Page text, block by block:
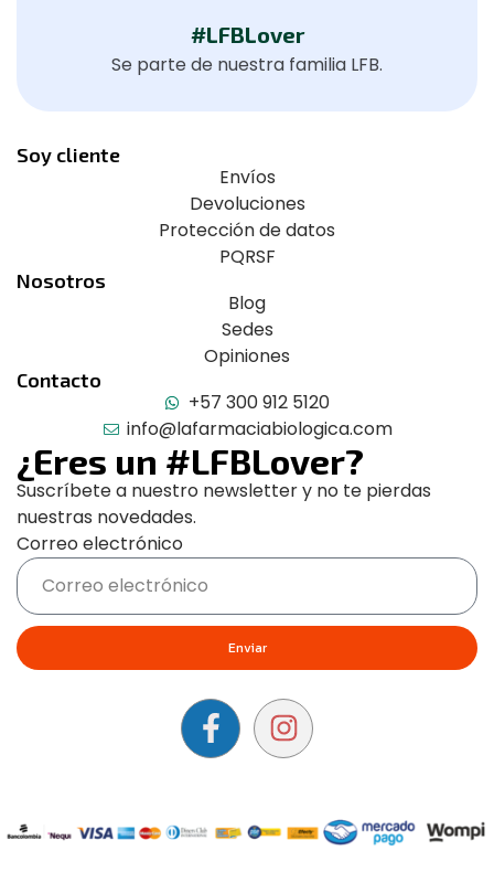
#LFBLover
Se parte de nuestra familia LFB.
Soy cliente
Envíos
Devoluciones
Protección de datos
PQRSF
Nosotros
Blog
Sedes
Opiniones
Contacto
+57 300 912 5120
info@lafarmaciabiologica.com
¿Eres un #LFBLover?
Suscríbete a nuestro newsletter y no te pierdas
nuestras novedades.
Correo electrónico
Enviar